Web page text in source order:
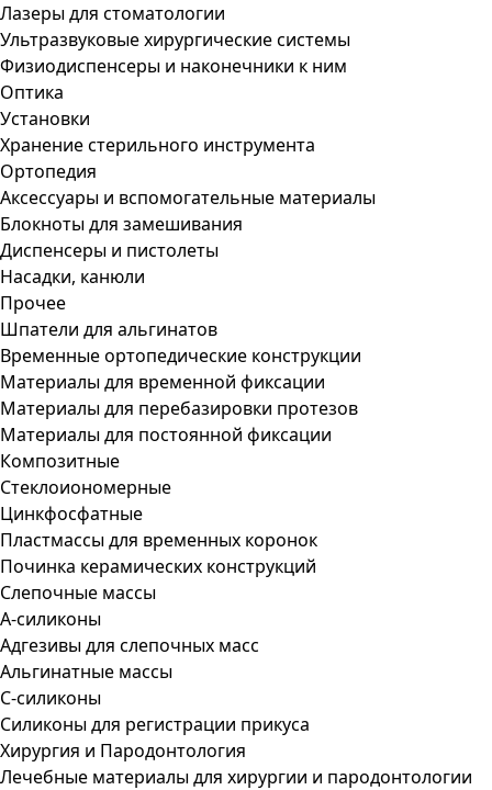
Лазеры для стоматологии
Ультразвуковые хирургические системы
Физиодиспенсеры и наконечники к ним
Оптика
Установки
Хранение стерильного инструмента
Ортопедия
Аксессуары и вспомогательные материалы
Блокноты для замешивания
Диспенсеры и пистолеты
Насадки, канюли
Прочее
Шпатели для альгинатов
Временные ортопедические конструкции
Материалы для временной фиксации
Материалы для перебазировки протезов
Материалы для постоянной фиксации
Композитные
Стеклоиономерные
Цинкфосфатные
Пластмассы для временных коронок
Починка керамических конструкций
Слепочные массы
А-силиконы
Адгезивы для слепочных масс
Альгинатные массы
С-силиконы
Силиконы для регистрации прикуса
Хирургия и Пародонтология
Лечебные материалы для хирургии и пародонтологии